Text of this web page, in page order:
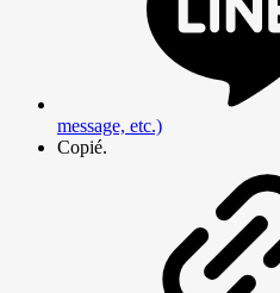
message, etc.)
Copié.